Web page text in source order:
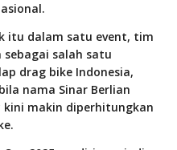
itu dalam satu event, tim
sebagai salah satu
drag bike Indonesia,
nama Sinar Berlian
kini makin diperhitungkan